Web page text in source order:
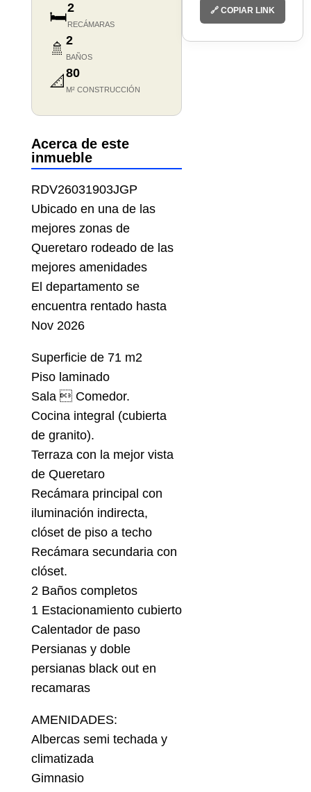
🛏️2
RECÁMARAS
🚿 2
BAÑOS
📐 80
M² CONSTRUCCIÓN
Acerca de este
inmueble
RDV26031903JGP
Ubicado en una de las
mejores zonas de
Queretaro rodeado de las
mejores amenidades
El departamento se
encuentra rentado hasta
Nov 2026
Superficie de 71 m2
Piso laminado
Sala  Comedor.
Cocina integral (cubierta
de granito).
Terraza con la mejor vista
de Queretaro
Recámara principal con
iluminación indirecta,
clóset de piso a techo
Recámara secundaria con
clóset.
2 Baños completos
1 Estacionamiento cubierto
Calentador de paso
Persianas y doble
persianas black out en
recamaras
AMENIDADES:
Albercas semi techada y
climatizada
Gimnasio
🔗 COPIAR LINK